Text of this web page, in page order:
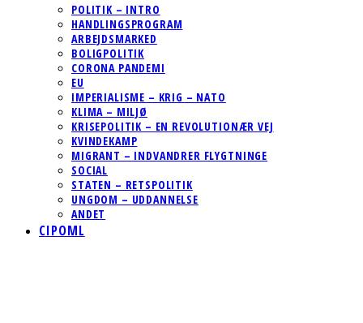
POLITIK – INTRO
HANDLINGSPROGRAM
ARBEJDSMARKED
BOLIGPOLITIK
CORONA PANDEMI
EU
IMPERIALISME – KRIG – NATO
KLIMA – MILJØ
KRISEPOLITIK – EN REVOLUTIONÆR VEJ
KVINDEKAMP
MIGRANT – INDVANDRER FLYGTNINGE
SOCIAL
STATEN – RETSPOLITIK
UNGDOM – UDDANNELSE
ANDET
CIPOML